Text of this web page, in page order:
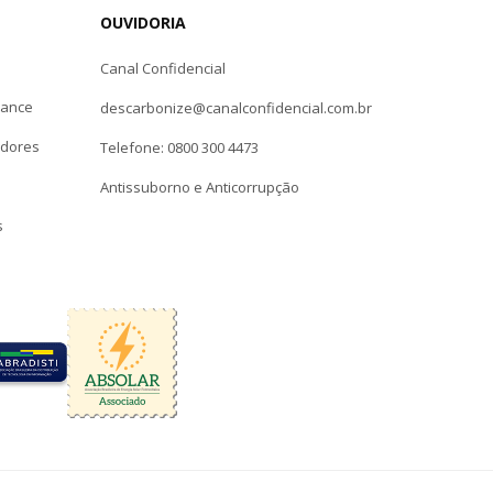
OUVIDORIA
Canal Confidencial
descarbonize@canalconfidencial.com.br
Telefone: 0800 300 4473
Antissuborno e Anticorrupção